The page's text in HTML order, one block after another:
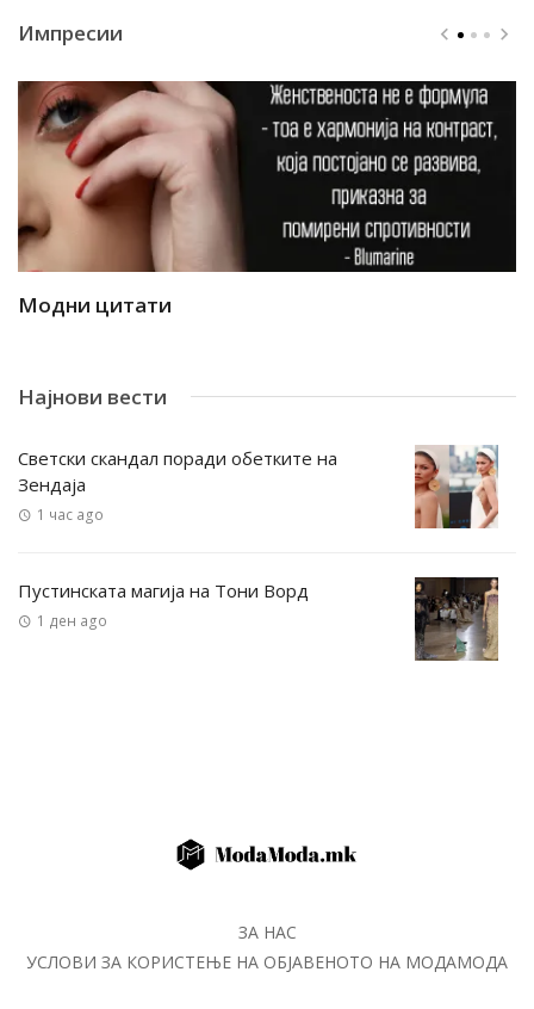
Импресии
Модни цитати
Најнови вести
Светски скандал поради обетките на
Зендаја
1 час ago
Пустинската магија на Тони Ворд
1 ден ago
ЗА НАС
УСЛОВИ ЗА КОРИСТЕЊЕ НА ОБЈАВЕНОТО НА МОДАМОДА